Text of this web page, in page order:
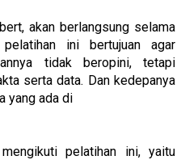
akan berlangsung selama
ini bertujuan agar
tidak beropini, tetapi
serta data. Dan kedepanya
yang ada di
pelatihan ini, yaitu